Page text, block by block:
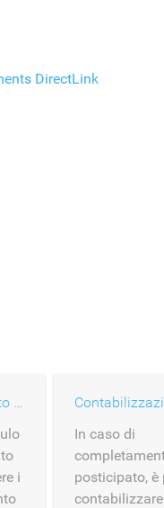
DirectLink
Modulo di pagamento hosted
i
In caso di
posticipato, è